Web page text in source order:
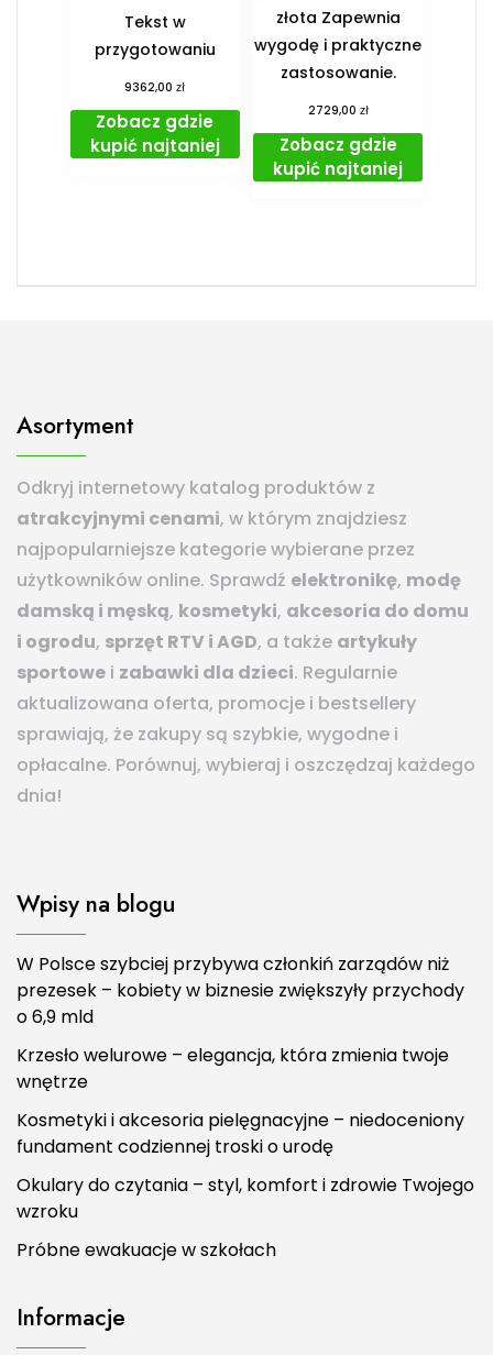
Tekst w
przygotowaniu
9362,00zł
Zobacz gdzie
kupić najtaniej
złota Zapewnia
wygodę i praktyczne
zastosowanie.
2729,00 zł
Zobacz gdzie
kupić najtaniej
Asortyment
Odkryj internetowy katalog produktów z
atrakcyjnymi cenami, w którym znajdziesz
najpopularniejsze kategorie wybierane przez
użytkowników online. Sprawdź elektronikę, modę
damską i męską, kosmetyki, akcesoria do domu
i ogrodu, sprzęt RTV i AGD, a także artykuły
sportowe i zabawki dla dzieci. Regularnie
aktualizowana oferta, promocje i bestsellery
sprawiają, że zakupy są szybkie, wygodne i
opłacalne. Porównuj, wybieraj i oszczędzaj każdego
dnia!
Wpisy na blogu
W Polsce szybciej przybywa członkiń zarządów niż
prezesek – kobiety w biznesie zwiększyły przychody
o 6,9 mld
Krzesło welurowe – elegancja, która zmienia twoje
wnętrze
Kosmetyki i akcesoria pielęgnacyjne – niedoceniony
fundament codziennej troski o urodę
Okulary do czytania – styl, komfort i zdrowie Twojego
wzroku
Próbne ewakuacje w szkołach
Informacje